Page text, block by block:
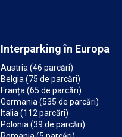
Interparking în Europa
Austria (46 parcări)
Belgia (75 de parcări)
Franța (65 de parcări)
Germania (535 de parcări)
Italia (112 parcări)
Polonia (39 de parcări)